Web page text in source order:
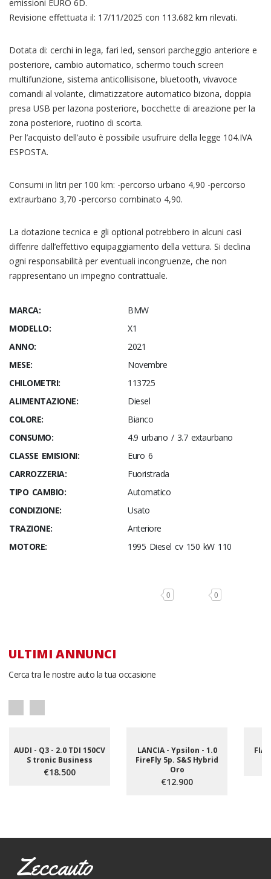
emissioni EURO 6D.
Revisione effettuata il: 17/11/2025 con 113.682 km rilevati.
Dotata di: cerchi in lega, fari led, sensori parcheggio anteriore e
posteriore, cambio automatico, schermo touch screen
multifunzione, sistema anticollisisone, bluetooth, vivavoce
comandi al volante, climatizzatore automatico bizona, doppia
presa USB per lazona posteriore, bocchette di areazione per la
zona posteriore, ruotino di scorta.
Per l’acquisto dell’auto è possibile usufruire della legge 104.IVA
ESPOSTA.
Consumi in litri per 100 km: -percorso urbano 4,90 -percorso
extraurbano 3,70 -percorso combinato 4,90.
La dotazione tecnica e gli optional potrebbero in alcuni casi
differire dall’effettivo equipaggiamento della vettura. Si declina
ogni responsabilità per eventuali incongruenze, che non
rappresentano un impegno contrattuale.
MARCA:
BMW
MODELLO:
X1
ANNO:
2021
MESE:
Novembre
CHILOMETRI:
113725
ALIMENTAZIONE:
Diesel
COLORE:
Bianco
CONSUMO:
4.9 urbano / 3.7 extaurbano
CLASSE EMISIONI:
Euro 6
CARROZZERIA:
Fuoristrada
TIPO CAMBIO:
Automatico
CONDIZIONE:
Usato
TRAZIONE:
Anteriore
MOTORE:
1995 Diesel cv 150 kW 110
0 0
ULTIMI ANNUNCI
Cerca tra le nostre auto la tua occasione
AUDI - Q3 - 2.0 TDI 150CV
S tronic Business
€18.500
LANCIA - Ypsilon - 1.0
FireFly 5p. S&S Hybrid
Oro
€12.900
Zeccauto